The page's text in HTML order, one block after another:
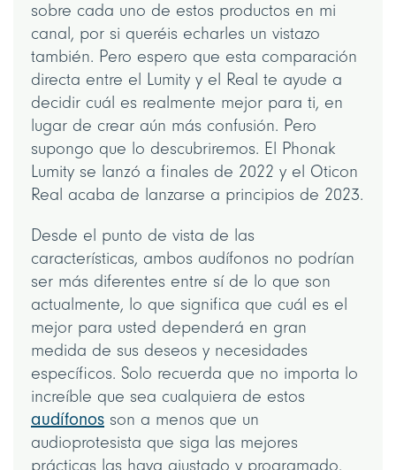
sobre cada uno de estos productos en mi
canal, por si queréis echarles un vistazo
también. Pero espero que esta comparación
directa entre el Lumity y el Real te ayude a
decidir cuál es realmente mejor para ti, en
lugar de crear aún más confusión. Pero
supongo que lo descubriremos. El Phonak
Lumity se lanzó a finales de 2022 y el Oticon
Real acaba de lanzarse a principios de 2023.
Desde el punto de vista de las
características, ambos audífonos no podrían
ser más diferentes entre sí de lo que son
actualmente, lo que significa que cuál es el
mejor para usted dependerá en gran
medida de sus deseos y necesidades
específicos. Solo recuerda que no importa lo
increíble que sea cualquiera de estos
audífonos son a menos que un
audioprotesista que siga las mejores
prácticas las haya ajustado y programado.